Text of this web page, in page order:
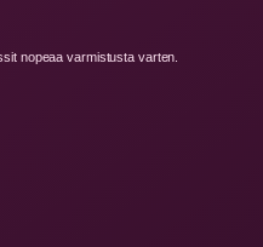
nopeaa varmistusta varten.